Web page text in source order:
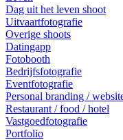
Dag uit het leven shoot
Uitvaartfotografie
Overige shoots
Datingapp
Fotobooth
Bedrijfsfotografie
Eventfotografie
Personal branding /
Restaurant / food / hotel
Vastgoedfotografie
Portfolio